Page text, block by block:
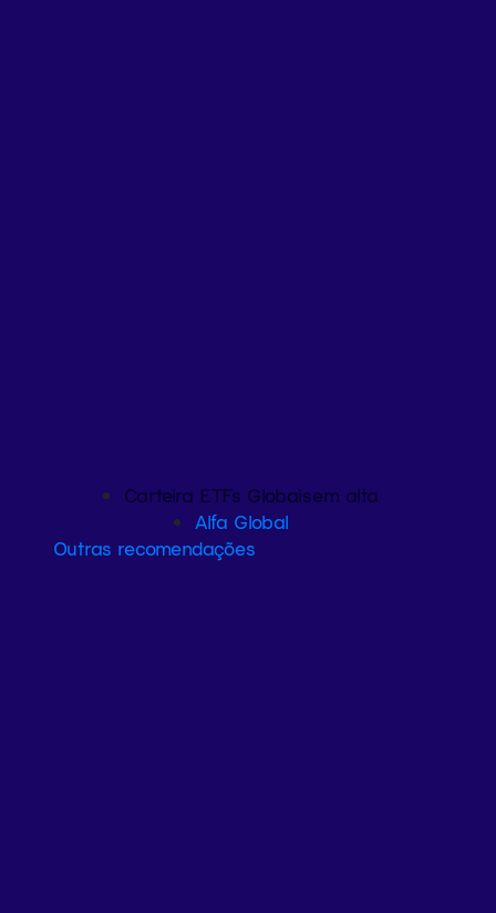
Carteira ETFs Globaisem alta
Alfa Global
Outras recomendações